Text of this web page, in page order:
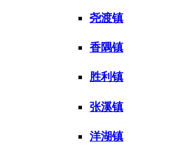
尧渡镇
香隅镇
胜利镇
张溪镇
洋湖镇